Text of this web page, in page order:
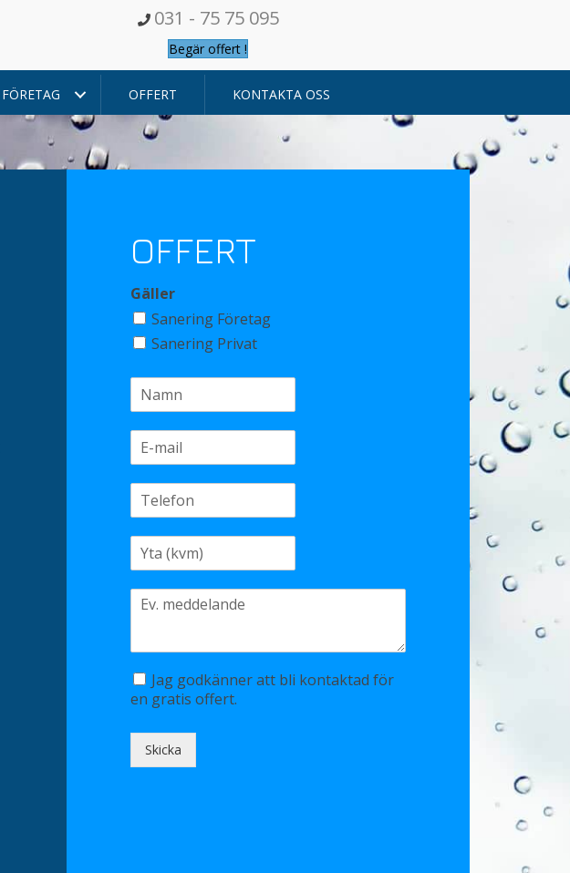
031 - 75 75 095
Begär offert !
FÖRETAG OFFERT KONTAKTA OSS
OFFERT
Gäller
Sanering Företag
Sanering Privat
Jag godkänner att bli kontaktad för
en gratis offert.
Skicka